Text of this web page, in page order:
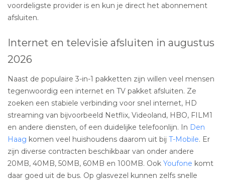
voordeligste provider is en kun je direct het abonnement
afsluiten.
Internet en televisie afsluiten in augustus
2026
Naast de populaire 3-in-1 pakketten zijn willen veel mensen
tegenwoordig een internet en TV pakket afsluiten. Ze
zoeken een stabiele verbinding voor snel internet, HD
streaming van bijvoorbeeld Netflix, Videoland, HBO, FILM1
en andere diensten, of een duidelijke telefoonlijn. In Den
Haag komen veel huishoudens daarom uit bij T-Mobile. Er
zijn diverse contracten beschikbaar van onder andere
20MB, 40MB, 50MB, 60MB en 100MB. Ook Youfone komt
daar goed uit de bus. Op glasvezel kunnen zelfs snelle